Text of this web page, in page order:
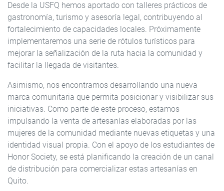
Desde la USFQ hemos aportado con talleres prácticos de
gastronomía, turismo y asesoría legal, contribuyendo al
fortalecimiento de capacidades locales. Próximamente
implementaremos una serie de rótulos turísticos para
mejorar la señalización de la ruta hacia la comunidad y
facilitar la llegada de visitantes.
Asimismo, nos encontramos desarrollando una nueva
marca comunitaria que permita posicionar y visibilizar sus
iniciativas. Como parte de este proceso, estamos
impulsando la venta de artesanías elaboradas por las
mujeres de la comunidad mediante nuevas etiquetas y una
identidad visual propia. Con el apoyo de los estudiantes de
Honor Society, se está planificando la creación de un canal
de distribución para comercializar estas artesanías en
Quito.